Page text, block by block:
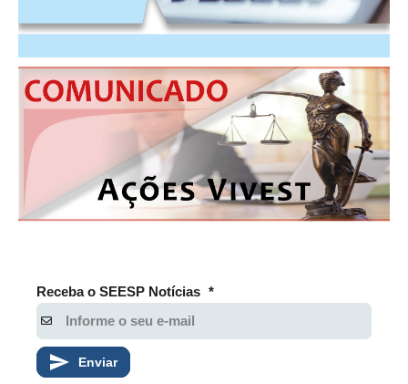
RES 1.002/2002 – CÓDIGO DE ÉTICA
HOMOLOGAÇÕES
PISO SALARIAL
FIQUE POR DENTRO
OPORTUNIDADES
APRESENTAÇÃO
AUTÔNOMOS E SERVIÇOS
NEWSLETTER
Receba o SEESP Notícias *
Enviar